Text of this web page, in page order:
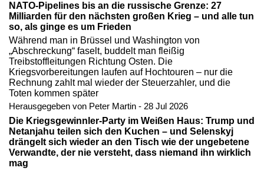
NATO-Pipelines bis an die russische Grenze: 27
Milliarden für den nächsten großen Krieg – und alle tun
so, als ginge es um Frieden
Während man in Brüssel und Washington von
„Abschreckung“ faselt, buddelt man fleißig
Treibstoffleitungen Richtung Osten. Die
Kriegsvorbereitungen laufen auf Hochtouren – nur die
Rechnung zahlt mal wieder der Steuerzahler, und die
Toten kommen später
Herausgegeben von Peter Martin - 28 Jul 2026
Die Kriegsgewinnler-Party im Weißen Haus: Trump und
Netanjahu teilen sich den Kuchen – und Selenskyj
drängelt sich wieder an den Tisch wie der ungebetene
Verwandte, der nie versteht, dass niemand ihn wirklich
mag